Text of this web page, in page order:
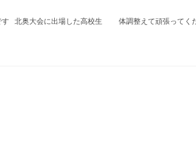
す 北奥大会に出場した高校生 体調整えて頑張ってく